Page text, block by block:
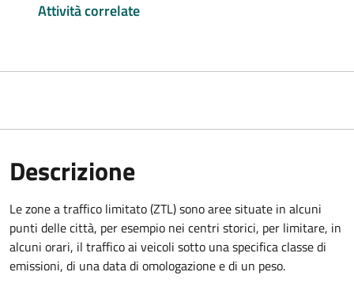
Attività correlate
Descrizione
Le zone a traffico limitato (ZTL) sono aree situate in alcuni
punti delle città, per esempio nei centri storici, per limitare, in
alcuni orari, il traffico ai veicoli sotto una specifica classe di
emissioni, di una data di omologazione e di un peso.